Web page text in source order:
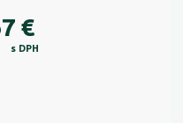
€
s DPH